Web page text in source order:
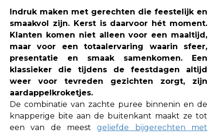
Indruk maken met gerechten die feestelijk en
smaakvol zijn. Kerst is daarvoor hét moment.
Klanten komen niet alleen voor een maaltijd,
maar voor een totaalervaring waarin sfeer,
presentatie en smaak samenkomen. Een
klassieker die tijdens de feestdagen altijd
weer voor tevreden gezichten zorgt, zijn
aardappelkroketjes.
De combinatie van zachte puree binnenin en de
knapperige bite aan de buitenkant maakt ze tot
een van de meestgeliefde bijgerechten met